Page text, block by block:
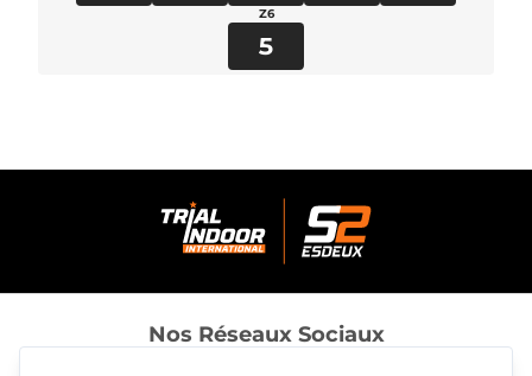
Z6
5
Nos Réseaux Sociaux